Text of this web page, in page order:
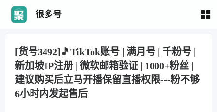
很多号
[货号3492]🎵TikTok账号 | 满月号 | 千粉号 |
新加坡IP注册 | 微软邮箱验证 | 1000+粉丝 |
建议购买后立马开播保留直播权限---粉不够
6小时内发起售后